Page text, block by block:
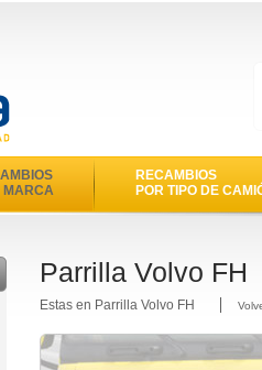
MARCA
RECAMBIOS
POR TIPO DE
Parrilla Volvo FH
Estas en Parrilla Volvo FH